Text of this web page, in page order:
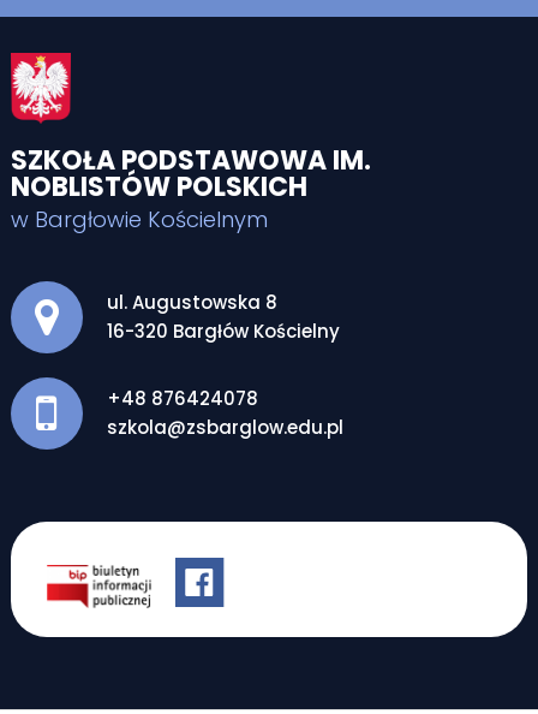
SZKOŁA PODSTAWOWA IM.
NOBLISTÓW POLSKICH
w Bargłowie Kościelnym
Adres pocztowy:
ul. Augustowska 8
16-320 Bargłów Kościelny
+48 876424078
szkola@zsbarglow.edu.pl